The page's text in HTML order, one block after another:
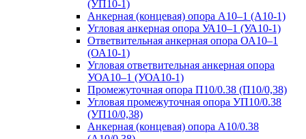
(УП10-1)
Анкерная (концевая) опора А10–1 (А10-1)
Угловая анкерная опора УА10–1 (УА10-1)
Ответвительная анкерная опора ОА10–1
(ОА10-1)
Угловая ответвительная анкерная опора
УОА10–1 (УОА10-1)
Промежуточная опора П10/0.38 (П10/0,38)
Угловая промежуточная опора УП10/0.38
(УП10/0,38)
Анкерная (концевая) опора А10/0.38